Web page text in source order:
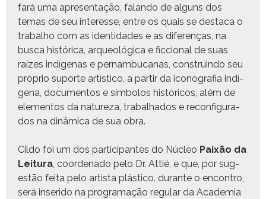
fará uma apre­sen­tação, falan­do de alguns dos
temas de seu inter­esse, entre os quais se desta­ca o
tra­bal­ho com as iden­ti­dades e as difer­enças, na
bus­ca históri­ca, arque­ológ­i­ca e fic­cional de suas
raízes indí­ge­nas e per­nam­bu­canas, con­stru­in­do seu
próprio suporte artís­ti­co, a par­tir da icono­grafia indí­
ge­na, doc­u­men­tos e sím­bo­los históri­cos, além de
ele­men­tos da natureza, tra­bal­ha­dos e recon­fig­u­ra­
dos na dinâmi­ca de sua obra.
Cil­do foi um dos par­tic­i­pantes do Núcleo Paixão da
Leitu­ra, coor­de­na­do pelo Dr. Attié, e que, por sug­
estão fei­ta pelo artista plás­ti­co. durante o encon­tro,
será inseri­do na pro­gra­mação reg­u­lar da Acad­e­mia